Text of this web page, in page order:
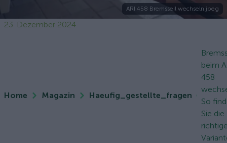
ARI 458 Bremsseil wechseln.jpeg
23. Dezember 2024
Home Magazin Haeufig_gestellte_fragen
beim
458
So
Sie die